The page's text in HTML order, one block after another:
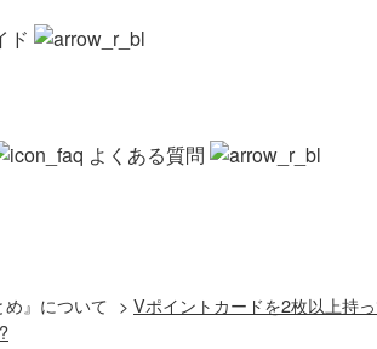
ド
よくある質問
』について > Vポイントカードを2枚以上持